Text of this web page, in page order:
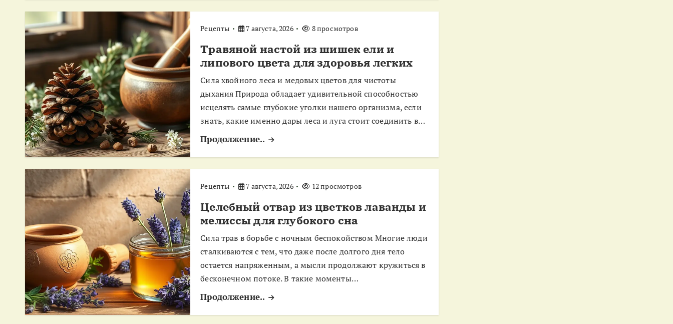
Рецепты 7 августа, 2026 8 просмотров
Травяной настой из шишек ели и
липового цвета для здоровья легких
Сила хвойного леса и медовых цветов для чистоты
дыхания Природа обладает удивительной способностью
исцелять самые глубокие уголки нашего организма, если
знать, какие именно дары леса и луга стоит соединить в…
Продолжение..
Рецепты 7 августа, 2026 12 просмотров
Целебный отвар из цветков лаванды и
мелиссы для глубокого сна
Сила трав в борьбе с ночным беспокойством Многие люди
сталкиваются с тем, что даже после долгого дня тело
остается напряженным, а мысли продолжают кружиться в
бесконечном потоке. В такие моменты…
Продолжение..